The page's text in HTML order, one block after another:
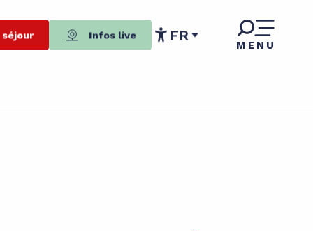
séjour Infos live
Accessibilité
FR
MENU